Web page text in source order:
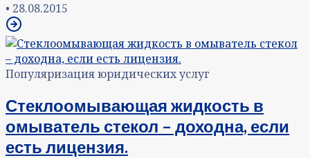
• 28.08.2015
Популяризация юридических услуг
Стеклоомывающая жидкость в
омыватель стекол – доходна, если
есть лицензия.